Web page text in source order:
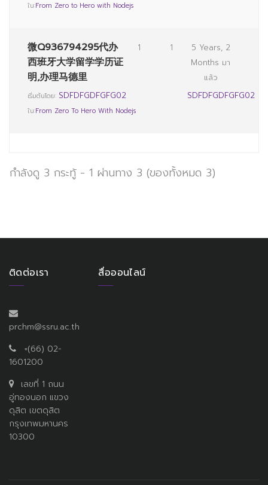
ใน:From Zero to Hero with Nodejs
微Q936794295代办
西班牙大学留学学历证
明,办理马德里
เริ่มต้นโดย: SDFDFGDFGFG02
ใน:From Zero To Hero With Nodejs
1 1
5 Years, 2
Months มา
แล้ว
SDFDFGDFGFG02
กำลังดู 3 กระทู้ - 1 ผ่านทาง 3 (ของทั้งหมด 3)
ติดต่อเรา
prchm@ssru.ac.th
+(66) 02-
1601200
เลขที่ 1 ถนน
อู่ทองนอก แขวง
ดุสิต เขตดุสิต
กรุงเทพมหานคร
10300
สื่อออนไลน์